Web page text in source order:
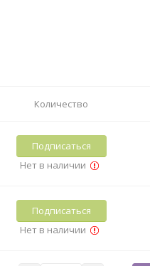
Количество
Подписаться
Нет в наличии
Подписаться
Нет в наличии